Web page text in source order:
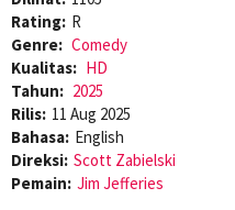
Rating: R
Genre: Comedy
Kualitas: HD
Tahun: 2025
Rilis: 11 Aug 2025
Bahasa: English
Direksi: Scott Zabielski
Pemain: Jim Jefferies